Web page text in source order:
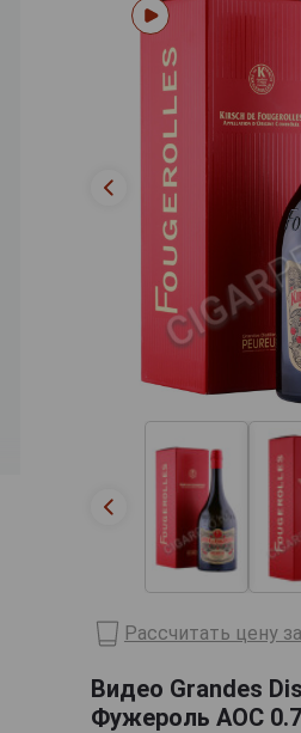
Рассчитать цену
Видео Grandes
Фужероль АОС